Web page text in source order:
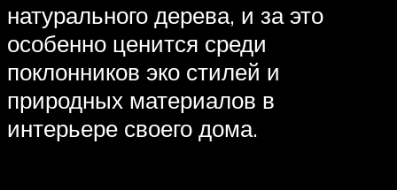
натурального дерева, и за это
особенно ценится среди
поклонников эко стилей и
природных материалов в
интерьере своего дома.